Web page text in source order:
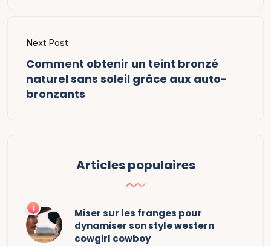
Next Post
Comment obtenir un teint bronzé
naturel sans soleil grâce aux auto-
bronzants
Articles populaires
Miser sur les franges pour
dynamiser son style western
cowgirl cowboy